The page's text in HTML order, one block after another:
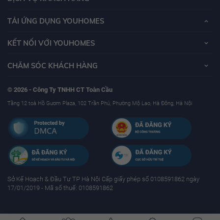
TẢI ỨNG DỤNG YOUHOMES
KẾT NỐI VỚI YOUHOMES
CHĂM SÓC KHÁCH HÀNG
© 2026 - Công Ty TNHH CT Toàn Cầu
Tầng 12 toà Hồ Gươm Plaza, 102 Trần Phú, Phường Mộ Lao, Hà Đông, Hà Nội
Sở Kế Hoạch & Ðầu Tư TP Hà Nội Cấp giấy phép số 0108591862 ngày
17/01/2019 - Mã số thuế: 0108591862